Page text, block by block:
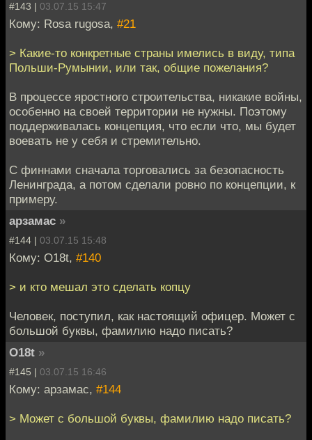
#143 | 03.07.15 15:47
Кому: Rosa rugosa, #21
> Какие-то конкретные страны имелись в виду, типа
Польши-Румынии, или так, общие пожелания?
В процессе яростного строительства, никакие войны,
особенно на своей территории не нужны. Поэтому
поддерживалась концепция, что если что, мы будет
воевать не у себя и стремительно.
С финнами сначала торговались за безопасность
Ленинграда, а потом сделали ровно по концепции, к
примеру.
арзамас »
#144 | 03.07.15 15:48
Кому: O18t, #140
> и кто мешал это сделать копцу
Человек, поступил, как настоящий офицер. Может с
большой буквы, фамилию надо писать?
O18t »
#145 | 03.07.15 16:46
Кому: арзамас, #144
> Может с большой буквы, фамилию надо писать?